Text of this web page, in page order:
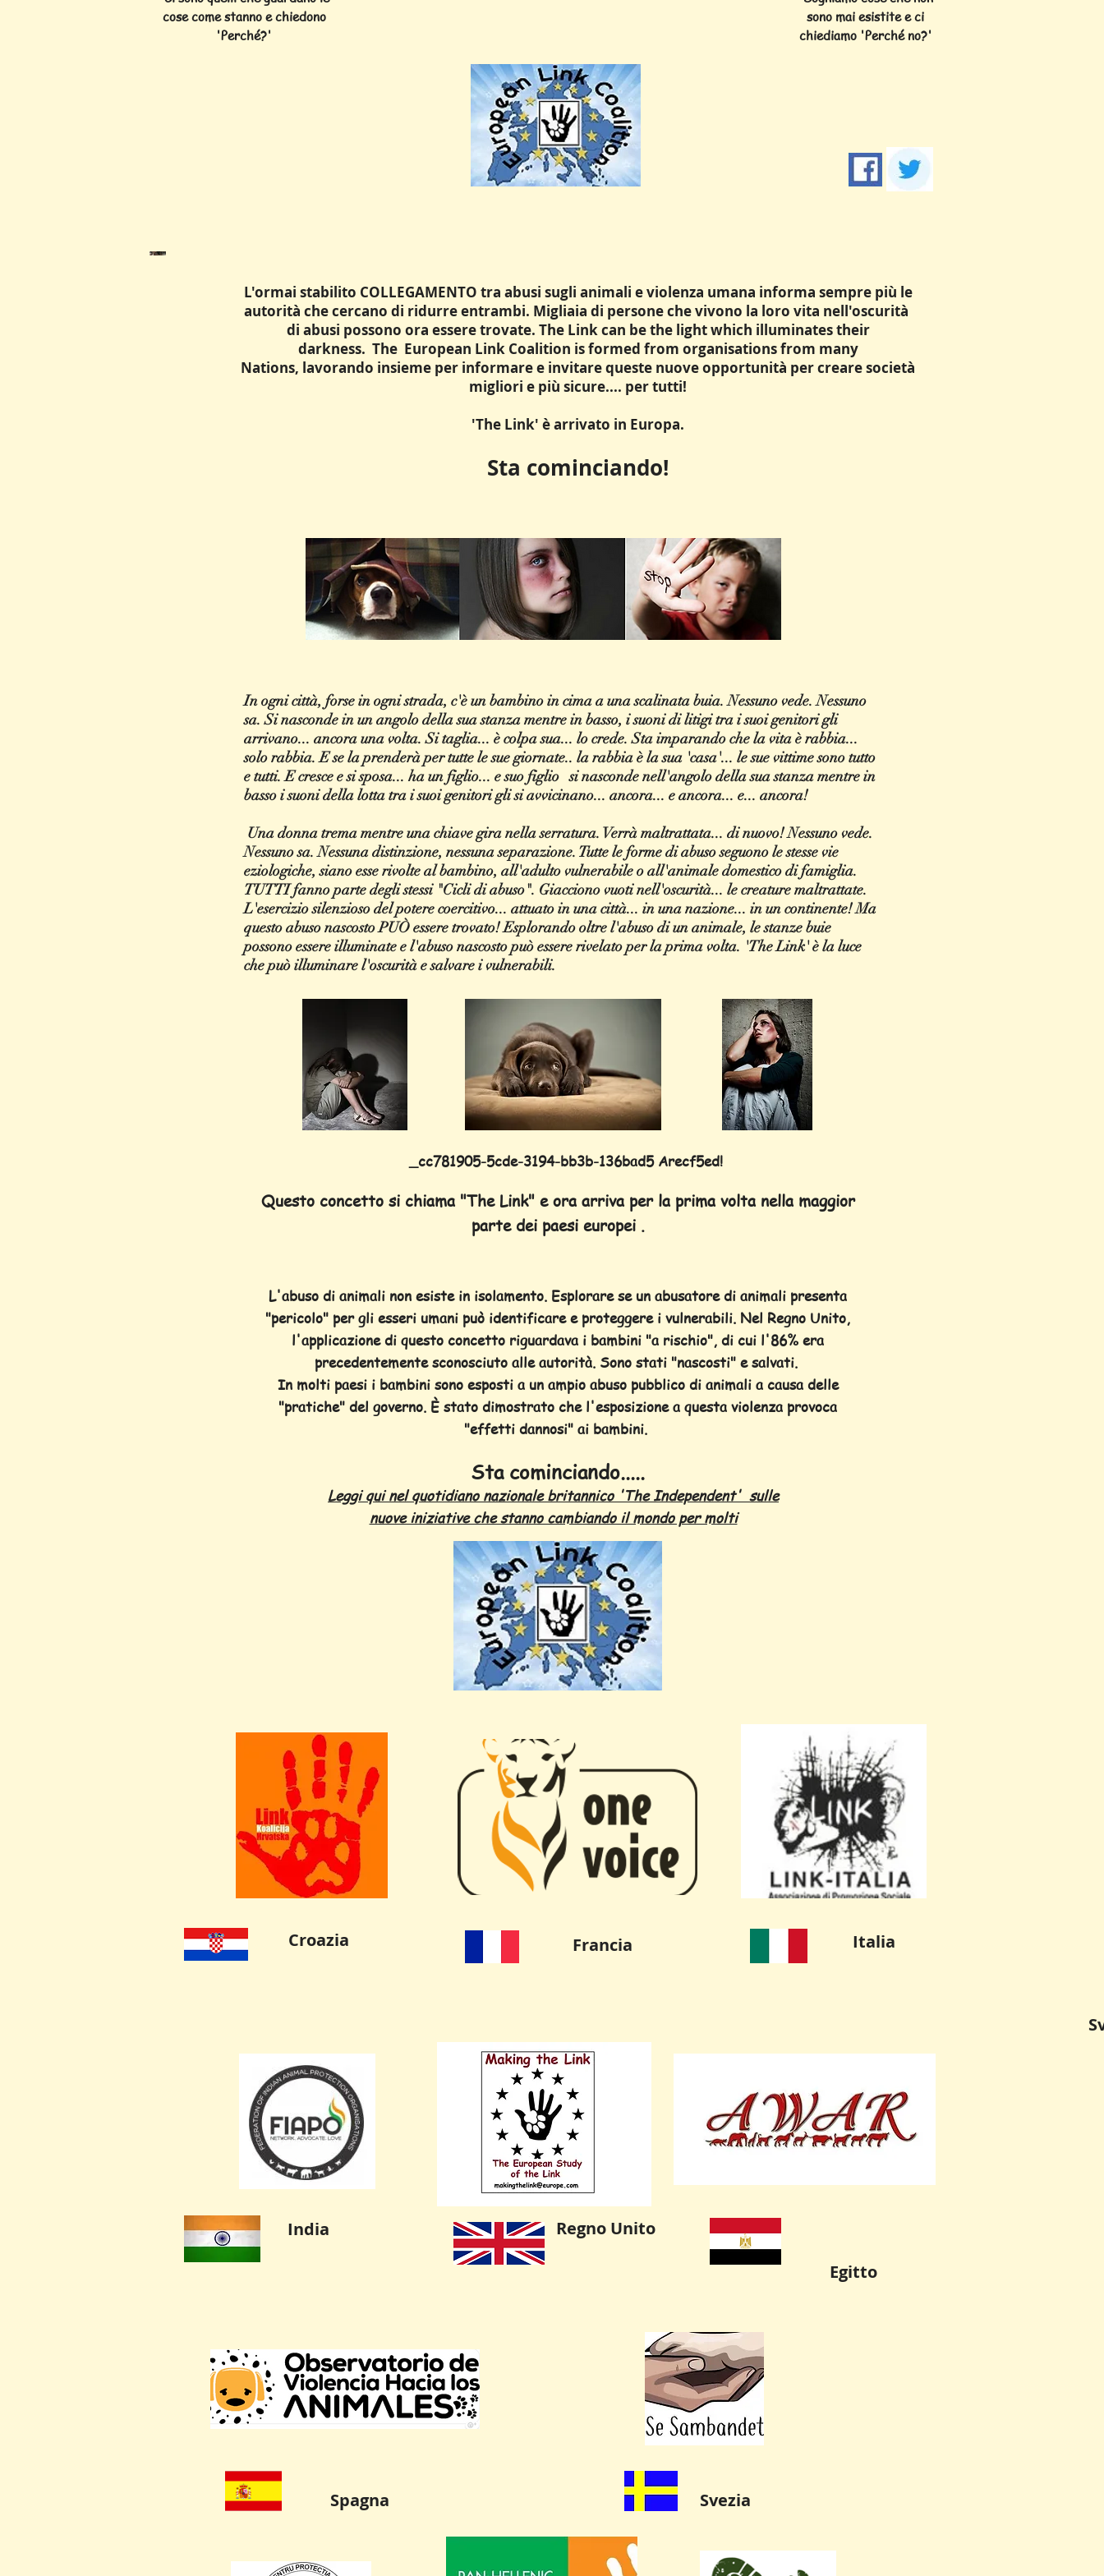
cose come stanno e chiedono
'Perché?'
sono mai esistite e ci
chiediamo 'Perché no?'
L'ormai stabilito COLLEGAMENTO tra abusi sugli animali e violenza umana informa sempre più le
autorità che cercano di ridurre entrambi. Migliaia di persone che vivono la loro vita nell'oscurità
di abusi possono ora essere trovate. The Link can be the light which illuminates their
darkness. The European Link Coalition is formed from organisations from many
Nations, lavorando insieme per informare e invitare queste nuove opportunità per creare società
migliori e più sicure.... per tutti!
'The Link' è arrivato in Europa.
Sta cominciando!
In ogni città, forse in ogni strada, c'è un bambino in cima a una scalinata buia. Nessuno vede. Nessuno
sa. Si nasconde in un angolo della sua stanza mentre in basso, i suoni di litigi tra i suoi genitori gli
arrivano... ancora una volta. Si taglia... è colpa sua... lo crede. Sta imparando che la vita è rabbia...
solo rabbia. E se la prenderà per tutte le sue giornate.. la rabbia è la sua 'casa'... le sue vittime sono tutto
e tutti. E cresce e si sposa... ha un figlio... e suo figlio si nasconde nell'angolo della sua stanza mentre in
basso i suoni della lotta tra i suoi genitori gli si avvicinano... ancora... e ancora... e... ancora!
Una donna trema mentre una chiave gira nella serratura. Verrà maltrattata... di nuovo! Nessuno vede.
Nessuno sa. Nessuna distinzione, nessuna separazione. Tutte le forme di abuso seguono le stesse vie
eziologiche, siano esse rivolte al bambino, all'adulto vulnerabile o all'animale domestico di famiglia.
TUTTI fanno parte degli stessi "Cicli di abuso". Giacciono vuoti nell'oscurità... le creature maltrattate.
L'esercizio silenzioso del potere coercitivo... attuato in una città... in una nazione... in un continente! Ma
questo abuso nascosto PUÒ essere trovato! Esplorando oltre l'abuso di un animale, le stanze buie
possono essere illuminate e l'abuso nascosto può essere rivelato per la prima volta. 'The Link' è la luce
che può illuminare l'oscurità e salvare i vulnerabili.
_cc781905-5cde-3194-bb3b-136bad5 Arecf5ed!
Questo concetto si chiama "The Link" e ora arriva per la prima volta nella maggior
parte dei paesi europei .
L'abuso di animali non esiste in isolamento. Esplorare se un abusatore di animali presenta
"pericolo" per gli esseri umani può identificare e proteggere i vulnerabili. Nel Regno Unito,
l'applicazione di questo concetto riguardava i bambini "a rischio", di cui l'86% era
precedentemente sconosciuto alle autorità. Sono stati "nascosti" e salvati.
In molti paesi i bambini sono esposti a un ampio abuso pubblico di animali a causa delle
"pratiche" del governo. È stato dimostrato che l'esposizione a questa violenza provoca
"effetti dannosi" ai bambini.
Sta cominciando.....
Leggi qui nel quotidiano nazionale britannico 'The Independent' sulle
nuove iniziative che stanno cambiando il mondo per molti
Croazia Francia Italia
India
Regno Unito
Egitto
Spagna Svezia